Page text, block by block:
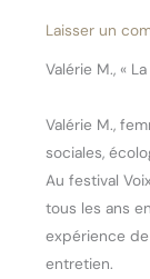
Laisser un
Valérie M., «
Valérie M.,
sociales,
Au festival
tous les ans
expérience
entretien.